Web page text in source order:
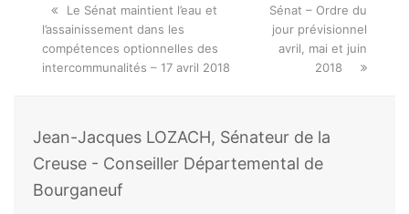
Onglet
précédent:
Le Sénat maintient l’eau et
l’assainissement dans les
compétences optionnelles des
intercommunalités – 17 avril 2018
next
post:
Sénat – Ordre du
jour prévisionnel
avril, mai et juin
2018
Jean-Jacques LOZACH, Sénateur de la
Creuse - Conseiller Départemental de
Bourganeuf